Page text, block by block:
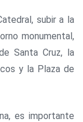
subir a la
monumental,
Santa Cruz, la
y la Plaza de
es importante